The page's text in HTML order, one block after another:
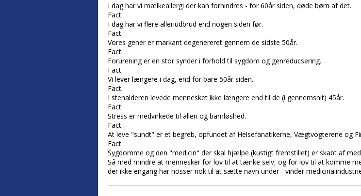
I dag har vi mælkeallergi der kan forhindres - for 60år siden, døde børn af det.
Fact.
I dag har vi flere alleriudbrud end nogen siden før.
Fact.
Vores gener er markant degenereret gennem de sidste 50år.
Fact.
Forurening er en stor synder i forhold til sygdom og genreducsering.
Fact.
Vi lever længere i dag, end for bare 50år siden.
Fact.
I stenalderen levede mennesket ikke længere end til de (i gennemsnit) 45år.
Fact.
Stress er medvirkede til alleri og barnløshed.
Fact.
At leve "sundt" er et begreb, opfundet af Helsefanatikerne, Vægtvogterene og
Fact.
Sygdomme og den "medicin" der skal hjælpe (kustigt fremstillet) er skabt af
Så med mindre at mennesker for lov til at tænke selv, og for lov til at komme
der ikke engang har nosser nok til at sætte navn under - vinder